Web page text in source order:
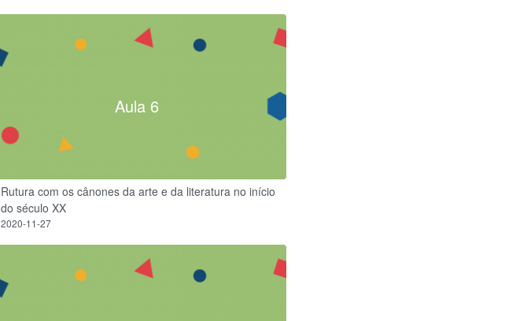
Aula 6
Rutura com os cânones da arte e da literatura no início
do século XX
2020-11-27